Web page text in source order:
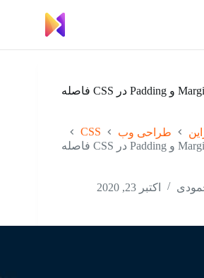
چطور با استفاده از Margin و Padding در CSS فاصله
طراحی وب
CSS
چطور با استفاده از Margin و Padding در CSS فاصله
اکتبر 23, 2020